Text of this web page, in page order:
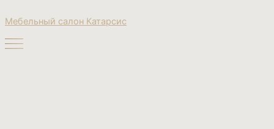
к
содержимому
Мебельный салон Катарсис
товаров